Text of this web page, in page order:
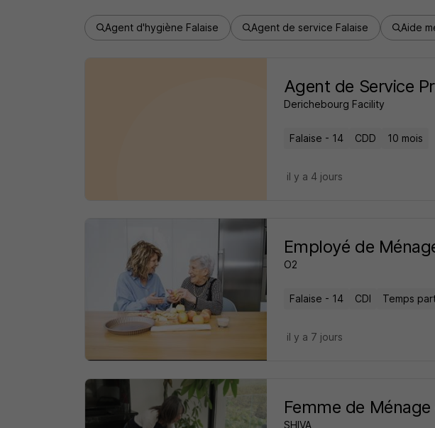
Agent d'hygiène Falaise Agent de service Falaise Aide
Agent de Service
Derichebourg Facility
Falaise - 14 CDD 10 mois
il y a 4 jours
Employé de
O2
Falaise - 14 CDI Temps
il y a 7 jours
Femme de
SHIVA